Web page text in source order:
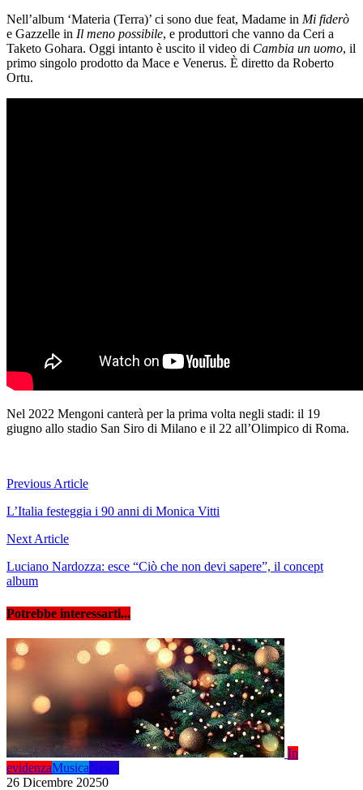
Nell’album ‘Materia (Terra)’ ci sono due feat, Madame in Mi fiderò
e Gazzelle in Il meno possibile, e produttori che vanno da Ceri a
Taketo Gohara. Oggi intanto è uscito il video di Cambia un uomo, il
primo singolo prodotto da Mace e Venerus. È diretto da Roberto
Ortu.
Nel 2022 Mengoni canterà per la prima volta negli stadi: il 19
giugno allo stadio San Siro di Milano e il 22 all’Olimpico di Roma.
Navigazione
articoli
Previous Article
L’Italia festeggia i 90 anni di Monica Vitti
Next Article
Luciano Nardozza: esce “Ciò che non devi sapere”, il concept
album
Potrebbe interessarti...
In
evidenzaMusicaNews
26 Dicembre 20250